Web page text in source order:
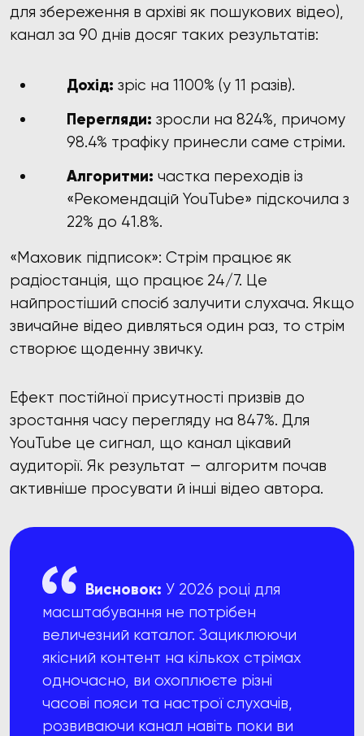
для збереження в архіві як пошукових відео),
канал за 90 днів досяг таких результатів:
Дохід: зріс на 1100% (у 11 разів).
Перегляди: зросли на 824%, причому
98.4% трафіку принесли саме стріми.
Алгоритми: частка переходів із
«Рекомендацій YouTube» підскочила з
22% до 41.8%.
«Маховик підписок»: Стрім працює як
радіостанція, що працює 24/7. Це
найпростіший спосіб залучити слухача. Якщо
звичайне відео дивляться один раз, то стрім
створює щоденну звичку.
Ефект постійної присутності призвів до
зростання часу перегляду на 847%. Для
YouTube це сигнал, що канал цікавий
аудиторії. Як результат — алгоритм почав
активніше просувати й інші відео автора.
Висновок: У 2026 році для
масштабування не потрібен
величезний каталог. Зациклюючи
якісний контент на кількох стрімах
одночасно, ви охоплюєте різні
часові пояси та настрої слухачів,
розвиваючи канал навіть поки ви